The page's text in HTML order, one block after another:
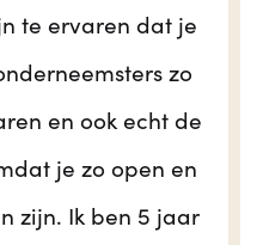
te ervaren dat je
zo
en ook echt de
je zo open en
zijn. Ik ben 5 jaar